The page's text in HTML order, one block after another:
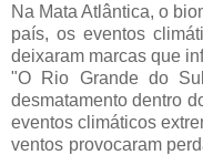
Na Mata Atlântica, o
país, os eventos
deixaram marcas que
"O Rio Grande do
desmatamento dentro
eventos climáticos
ventos provocaram